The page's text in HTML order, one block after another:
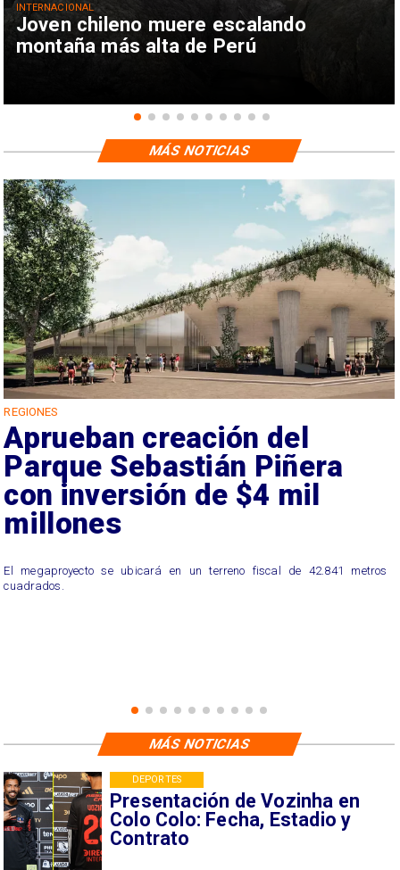
Joven chileno muere escalando
montaña más alta de Perú
INTERNACIONAL
REGIONES
Aprueban creación del
Parque Sebastián Piñera
con inversión de $4 mil
millones
El megaproyecto se ubicará en un terreno fiscal de 42.841 metros
cuadrados.
MÁS NOTICIAS
Presentación de Vozinha en
Colo Colo: Fecha, Estadio y
Contrato
DEPORTES
MÁS NOTICIAS